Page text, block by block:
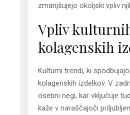
zmanjšujejo okoljski vpliv
Vpliv
kolagenskih
Kulturni trendi, ki
kolagenskih izdelkov. V
osebni negi, kar vključuje
kaže v naraščajoči